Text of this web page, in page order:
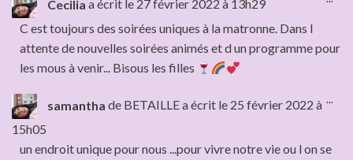
Cecilia a écrit le 27 février 2022 à 13h29
C est toujours des soirées uniques à la matronne. Dans l
attente de nouvelles soirées animés et d un programme pour
les mous à venir... Bisous les filles
samantha de BETAILLEa écrit le 25 février 2022 à
15h05
un endroit unique pour nous ...pour vivre notre vie ou l on se
...